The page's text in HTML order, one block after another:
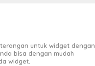
untuk widget dengan
bisa dengan mudah
widget.